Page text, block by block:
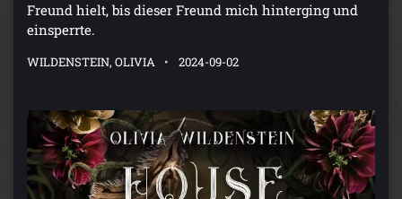
Freund hielt, bis dieser Freund mich hinterging und
einsperrte.
WILDENSTEIN, OLIVIA 2024-09-02